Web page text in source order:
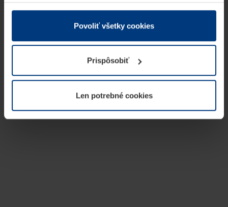
v rámci Vášho využívania služieb.
Z právneho hľadiska môžeme cookies ukladať na Vašom
prevádzku tejto stránky. Pre všetky ostatné typy cookie
potrebujeme Vaše povolenie. Vaše povolenie môžete
kedykoľvek zmeniť alebo odvolať vo vysvetlení cookie
našej webovej stránky.
Povoliť všetky cookies
Prispôsobiť
Len potrebné cookies